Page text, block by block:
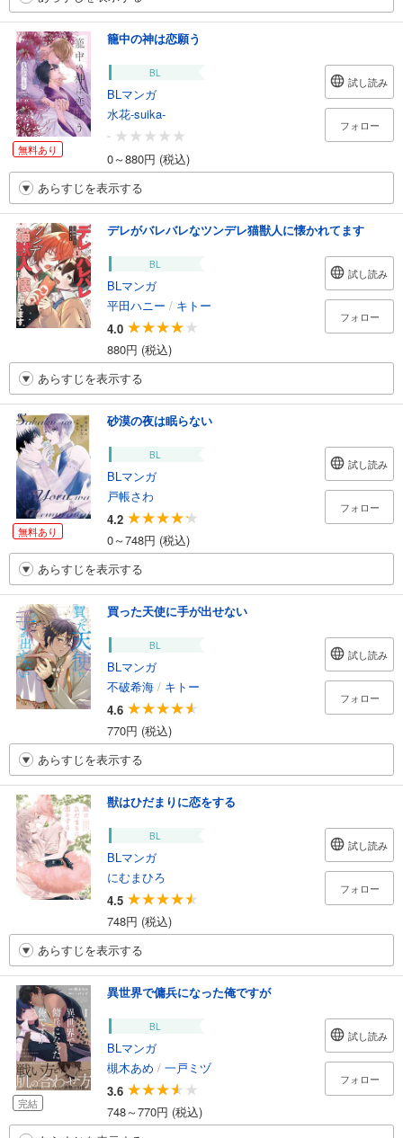
無料あり
籠中の神は恋願う
BL
BLマンガ
水花-suika-
-
0～880円 (税込)
試し読み
フォロー
あらすじを表示する
デレがバレバレなツンデレ猫獣人に懐かれてます
BL
BLマンガ
平田ハニー / キトー
4.0
880円 (税込)
試し読み
フォロー
あらすじを表示する
無料あり
砂漠の夜は眠らない
BL
BLマンガ
戸帳さわ
4.2
0～748円 (税込)
試し読み
フォロー
あらすじを表示する
買った天使に手が出せない
BL
BLマンガ
不破希海 / キトー
4.6
770円 (税込)
試し読み
フォロー
あらすじを表示する
獣はひだまりに恋をする
BL
BLマンガ
にむまひろ
4.5
748円 (税込)
試し読み
フォロー
あらすじを表示する
完結
異世界で傭兵になった俺ですが
BL
BLマンガ
槻木あめ / 一戸ミヅ
3.6
748～770円 (税込)
試し読み
フォロー